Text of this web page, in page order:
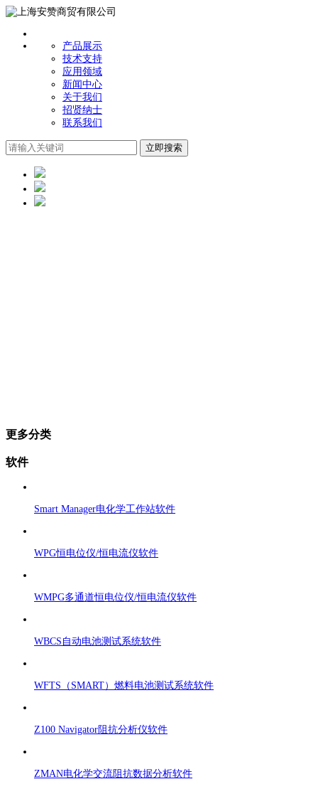
产品展示
技术支持
应用领域
新闻中心
关于我们
招贤纳士
联系我们
更多分类
软件
Smart Manager电化学工作站软件
WPG恒电位仪/恒电流仪软件
WMPG多通道恒电位仪/恒电流仪软件
WBCS自动电池测试系统软件
WFTS（SMART）燃料电池测试系统软件
Z100 Navigator阻抗分析仪软件
ZMAN电化学交流阻抗数据分析软件